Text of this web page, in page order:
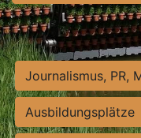
Journalismus, PR,
Ausbildungsplätze